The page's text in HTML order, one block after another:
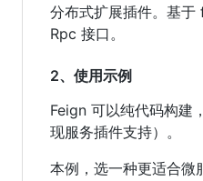
分布式扩展插件。基
Rpc 接口。
2、使用示例
Feign 可以纯代码构建
现服务插件支持）。
本例，选一种更适合微